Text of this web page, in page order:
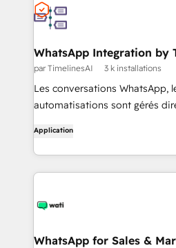
WhatsApp Integration by
par TimelinesAI 3 k installations
Les conversations WhatsApp,
automatisations sont gérés
Application
WhatsApp for Sales &